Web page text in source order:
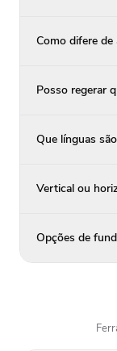
Como difere
Posso regerar
Que línguas
Vertical ou
Opções de